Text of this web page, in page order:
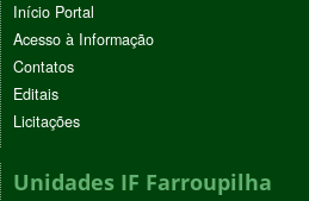
Início Portal
Acesso à Informação
Contatos
Editais
Licitações
Unidades IF Farroupilha